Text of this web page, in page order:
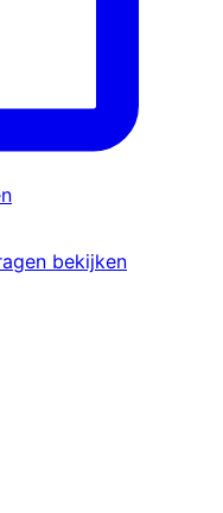
bekijken